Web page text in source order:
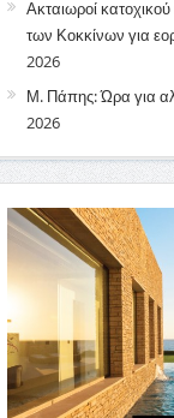
Ακταιωροί
των Κοκκίνων για
2026
Μ. Πάπης: Ώρα για
2026